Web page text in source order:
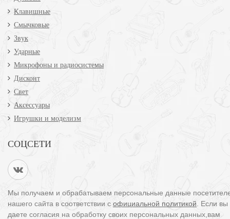
Клавишные
Смычковые
Звук
Ударные
Микрофоны и радиосистемы
Дисконт
Свет
Аксессуары
Игрушки и моделизм
СОЦСЕТИ
Мы получаем и обрабатываем персональные данные
нашего сайта в соответствии с официальной политикой . Если
даете согласия на обработку своих персональных данных,вам